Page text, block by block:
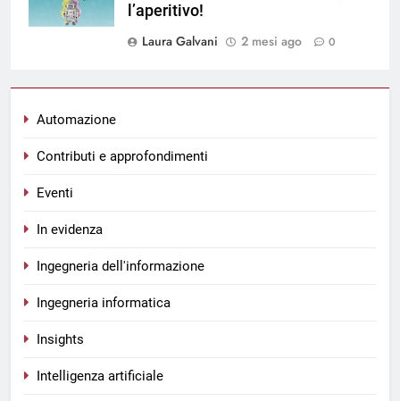
Automazione
Contributi e approfondimenti
Eventi
In evidenza
Ingegneria dell'informazione
Ingegneria informatica
Insights
Intelligenza artificiale
l’aperitivo!
Laura Galvani
2 mesi ago 0